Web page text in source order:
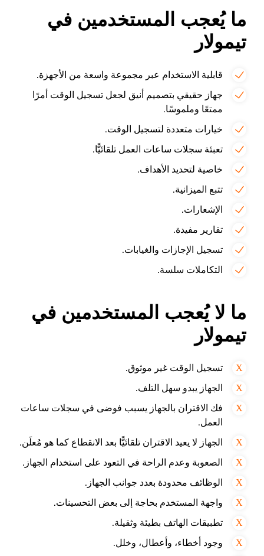
ما يُعجب المستخدمين في
تيمولار
قابلية الاستخدام عبر مجموعة واسعة من الأجهزة.
جهاز حقيقي بتصميم أنيق لجعل تسجيل الوقت أمرًا
ممتعًا وملموسًا.
خيارات متعددة لتسجيل الوقت.
تعبئة سجلات ساعات العمل تلقائيًّا.
خاصية لتحديد الأهداف.
تتبع الميزانية.
الإشعارات.
تقارير مفيدة.
تسجيل الإجازات والغيابات.
التكاملات سلسة.
ما لا يُعجب المستخدمين في
تيمولار
تسجيل الوقت غير موثوق.
الجهاز يبدو سهل التلف.
فك الاقتران بالجهاز يسبب فوضى في سجلات ساعات
العمل.
الجهاز لا يعيد الاقتران تلقائيًّا بعد الانقطاع كما هو مُعلَن.
الصعوبة وعدم الراحة في التعود على استخدام الجهاز.
الوظائف محدودة بعدد جوانب الجهاز.
واجهة المستخدم بحاجة إلى بعض التحسينات.
تطبيقات الهاتف بطيئة وثقيلة.
وجود أخطاء، وأعطال، وخلل.